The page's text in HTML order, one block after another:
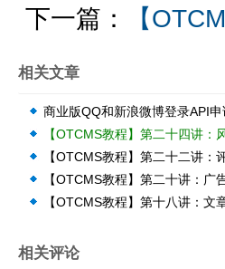
下一篇： 【
相关文章
商业版QQ和新浪微博登录API申
【OTCMS教程】第二十四讲：
【OTCMS教程】第二十二讲：
【OTCMS教程】第二十讲：广
【OTCMS教程】第十八讲：文
相关评论